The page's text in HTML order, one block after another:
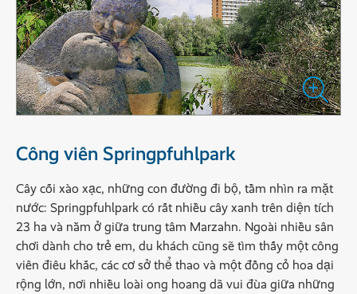
Công viên Springpfuhlpark
Cây cối xào xạc, những con đường đi bộ, tầm nhìn ra mặt
nước: Springpfuhlpark có rất nhiều cây xanh trên diện tích
23 ha và nằm ở giữa trung tâm Marzahn. Ngoài nhiều sân
chơi dành cho trẻ em, du khách cũng sẽ tìm thấy một công
viên điêu khắc, các cơ sở thể thao và một đồng cỏ hoa dại
rộng lớn, nơi nhiều loài ong hoang dã vui đùa giữa những